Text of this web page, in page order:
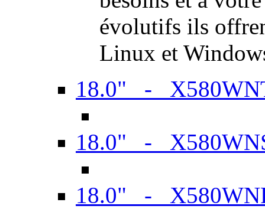
évolutifs ils
Linux et
18.0" -
18.0" -
18.0" -